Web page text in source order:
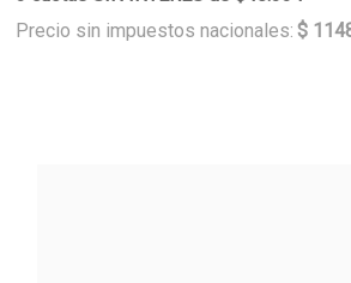
Precio sin impuestos nacionales: $